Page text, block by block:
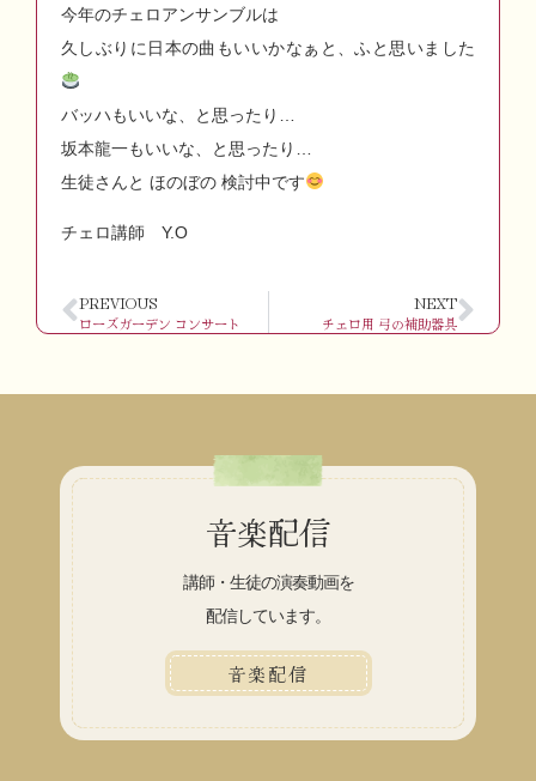
今年のチェロアンサンブルは
久しぶりに日本の曲もいいかなぁと、ふと思いました
バッハもいいな、と思ったり…
坂本龍一もいいな、と思ったり…
生徒さんと ほのぼの 検討中です
チェロ講師 Y.O
PREVIOUS
ローズガーデン コンサート
NEXT
チェロ用 弓の補助器具
音楽配信
講師・生徒の演奏動画を
配信しています。
音楽配信